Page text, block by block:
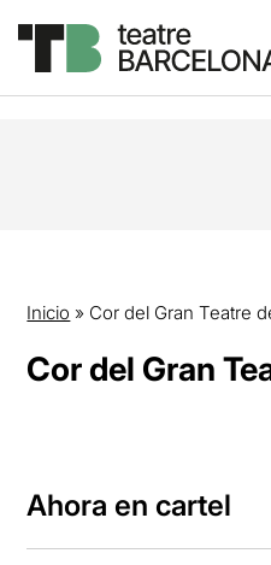
Inicio » Cor del Gran Teatre
Cor del Gran
Ahora en cartel